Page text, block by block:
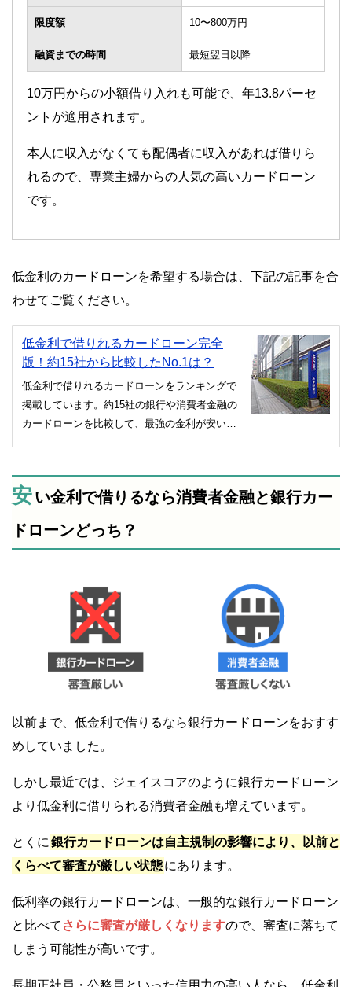
限度額 10〜800万円
融資までの時間 最短翌日以降
10万円からの小額借り入れも可能で、年13.8パーセ
ントが適用されます。
本人に収入がなくても配偶者に収入があれば借りら
れるので、専業主婦からの人気の高いカードローン
です。
低金利のカードローンを希望する場合は、下記の記事を合
わせてご覧ください。
低金利で借りれるカードローン完全
版！約15社から比較したNo.1は？
低金利で借りれるカードローンをランキングで
掲載しています。約15社の銀行や消費者金融の
カードローンを比較して、最強の金利が安いカ
安い金利で借りるなら消費者金融と銀行カー
ドローンどっち？
以前まで、低金利で借りるなら銀行カードローンをおすす
めしていました。
しかし最近では、ジェイスコアのように銀行カードローン
より低金利に借りられる消費者金融も増えています。
とくに 銀行カードローンは自主規制の影響により、以前と
くらべて審査が厳しい状態にあります。
低利率の銀行カードローンは、一般的な銀行カードローン
と比べて さらに審査が厳しくなりますので、審査に落ちて
しまう可能性が高いです。